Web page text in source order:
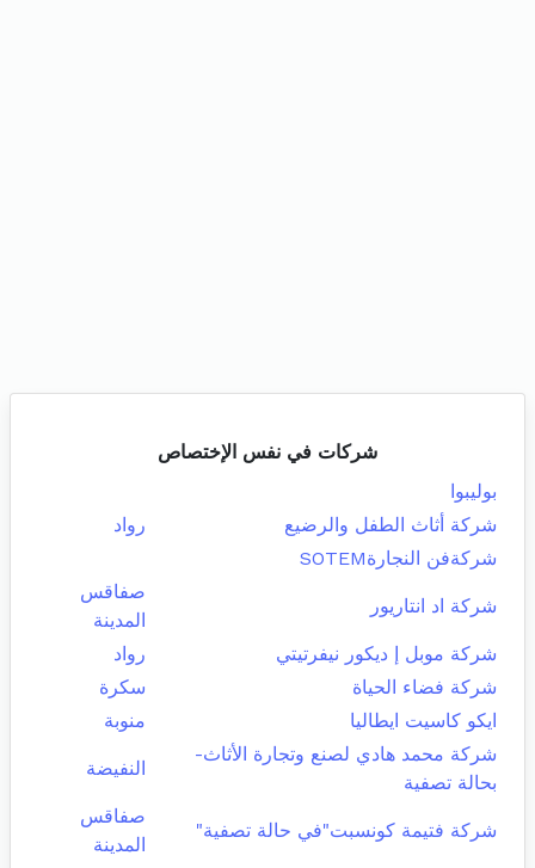
شركات في نفس الإختصاص
بوليبوا
شركة أثاث الطفل والرضيع
رواد
شركةفن النجارةSOTEM
شركة اد انتاريور
صفاقس
المدينة
شركة موبل إ ديكور نيفرتيتي
رواد
شركة فضاء الحياة
سكرة
ايكو كاسيت ايطاليا
منوبة
شركة محمد هادي لصنع وتجارة الأثاث-
بحالة تصفية
النفيضة
شركة فتيمة كونسبت"في حالة تصفية"
صفاقس
المدينة